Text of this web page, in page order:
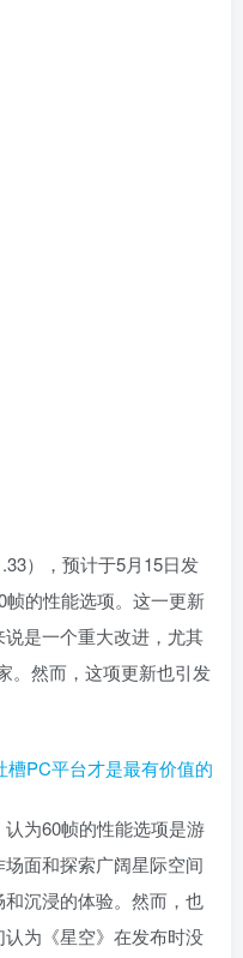
），预计于5月15日发
的性能选项。这一更新
是一个重大改进，尤其
。然而，这项更新也引发
为60帧的性能选项是游
面和探索广阔星际空间
沉浸的体验。然而，也
为《星空》在发布时没